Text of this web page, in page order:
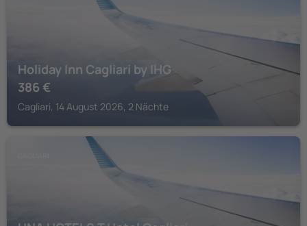
Holiday Inn Cagliari by IHG
386 €
Cagliari, 14 August 2026, 2 Nächte